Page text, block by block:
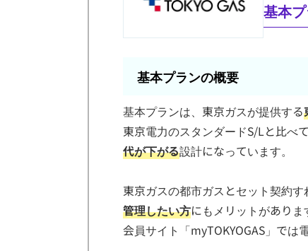
基本
基本プランの概要
基本プランは、東京ガスが提供する
東京電力のスタンダードS/Lと比べ
代が下がる設計になっています。
東京ガスの都市ガスとセット契約
管理したい方にもメリットがありま
会員サイト「myTOKYOGAS」では